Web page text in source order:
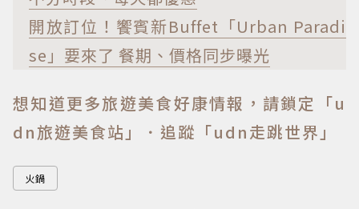
開放訂位！饗賓新Buffet「Urban Paradi
se」要來了 餐期、價格同步曝光
想知道更多旅遊美食好康情報，請鎖定「u
dn旅遊美食站」
．追蹤「udn走跳世界」
火鍋